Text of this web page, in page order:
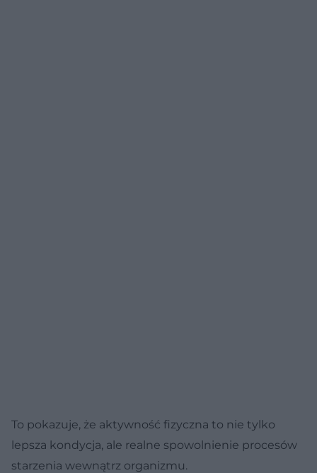
To pokazuje, że aktywność fizyczna to nie tylko
lepsza kondycja, ale realne spowolnienie procesów
starzenia wewnątrz organizmu.